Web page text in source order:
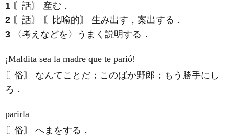
1 〘話〙 産む．
2 〘話〙 〘比喩的〙 生み出す，案出する．
3 〈考えなどを〉うまく説明する．
¡Maldita sea la madre que te parió!
〘俗〙 なんてことだ；このばか野郎；もう勝手にし
ろ．
parirla
〘俗〙 へまをする．